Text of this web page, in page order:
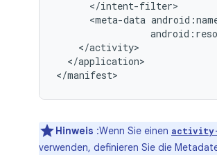
<meta-data
</application>
Hinweis :Wenn Sie einen
verwenden, definieren Sie die